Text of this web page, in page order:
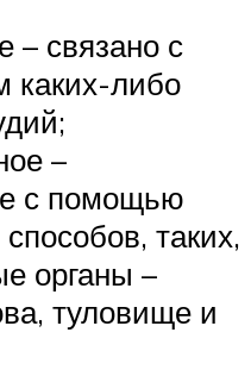
– связано с
каких-либо
–
с помощью
таких,
органы –
туловище и